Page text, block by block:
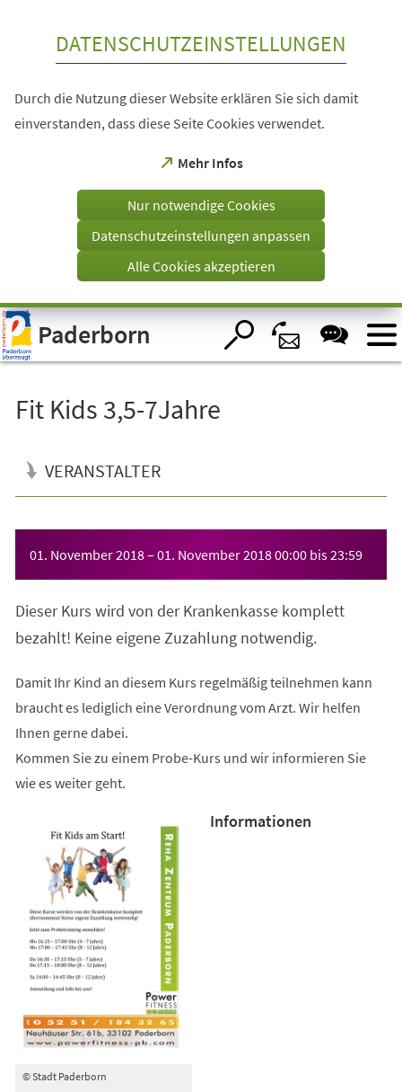
Visuelle
Assistenzsoftware
öffnen.
DATENSCHUTZEINSTELLUNGEN
Durch die Nutzung dieser Website erklären Sie sich damit
einverstanden, dass diese Seite Cookies verwendet.
Mehr Infos
(Öffnet
einem
Tab)
Nur notwendige Cookies
Datenschutzeinstellungen anpassen
Alle Cookies akzeptieren
Paderborn
Fit Kids 3,5-7Jahre
VERANSTALTER
01. November 2018– 01. November 201800:00 bis23:59
Dieser Kurs wird von der Krankenkasse komplett
bezahlt! Keine eigene Zuzahlung notwendig.
Damit Ihr Kind an diesem Kurs regelmäßig teilnehmen kann
braucht es lediglich eine Verordnung vom Arzt. Wir helfen
Ihnen gerne dabei.
Kommen Sie zu einem Probe-Kurs und wir informieren Sie
wie es weiter geht.
© Stadt Paderborn
Informationen